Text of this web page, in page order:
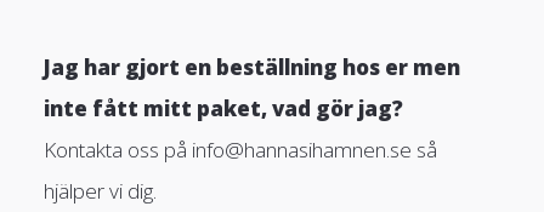
Jag har gjort en beställning hos er men
inte fått mitt paket, vad gör jag?
Kontakta oss på info@hannasihamnen.se så
hjälper vi dig.